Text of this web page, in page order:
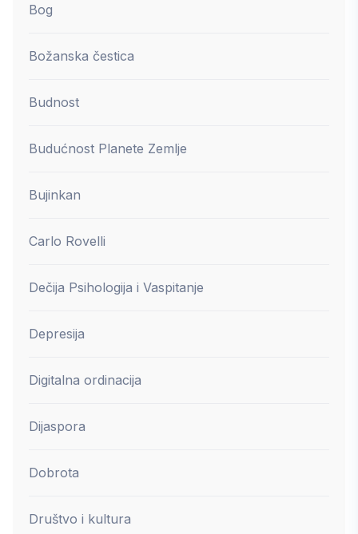
Bog
Božanska čestica
Budnost
Budućnost Planete Zemlje
Bujinkan
Carlo Rovelli
Dečija Psihologija i Vaspitanje
Depresija
Digitalna ordinacija
Dijaspora
Dobrota
Društvo i kultura